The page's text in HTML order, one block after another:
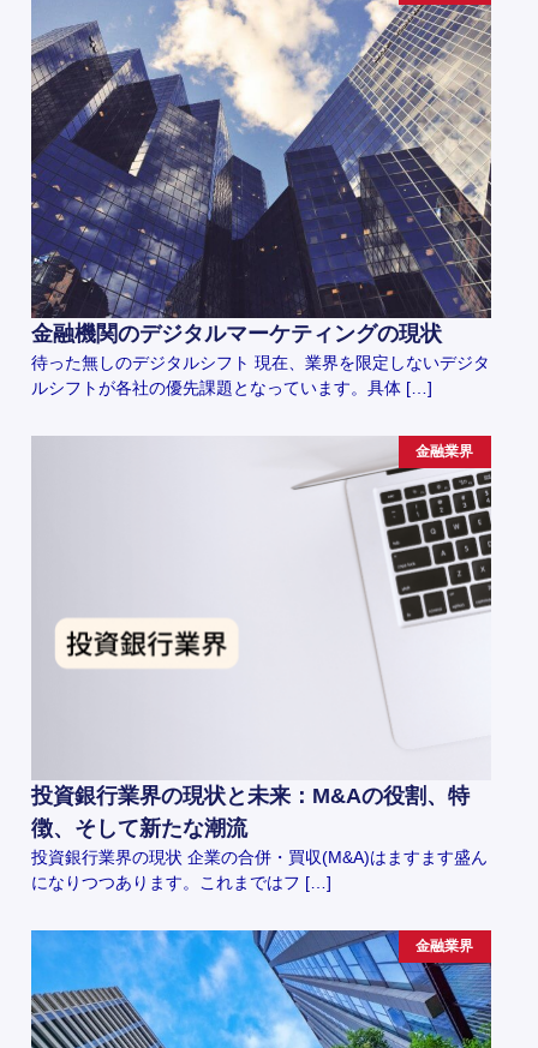
金融機関のデジタルマーケティングの現状
待った無しのデジタルシフト 現在、業界を限定しないデジタ
ルシフトが各社の優先課題となっています。具体 […]
金融業界
投資銀行業界の現状と未来：M&Aの役割、特
徴、そして新たな潮流
投資銀行業界の現状 企業の合併・買収(M&A)はますます盛ん
になりつつあります。これまではフ […]
金融業界